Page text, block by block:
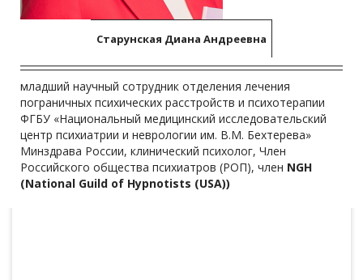
Cтарунская Диана Андреевна
младший научный сотрудник отделения лечения
пограничных психических расстройств и психотерапии
ФГБУ «Национальный медицинский исследовательский
центр психиатрии и неврологии им. В.М. Бехтерева»
Минздрава России, клинический психолог, Член
Российского общества психиатров (РОП), член NGH
(National Guild of Hypnotists (USA))